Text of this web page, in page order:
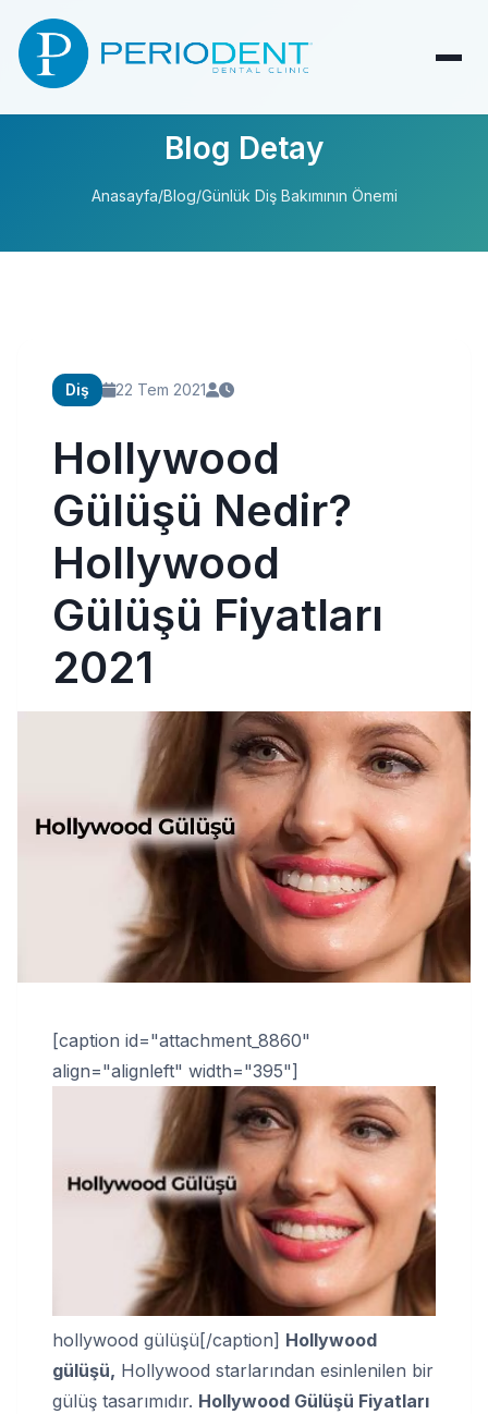
Blog Detay
Anasayfa/Blog/Günlük Diş Bakımının Önemi
Diş 22 Tem 2021
Hollywood
Gülüşü Nedir?
Hollywood
Gülüşü Fiyatları
2021
[caption id="attachment_8860"
align="alignleft" width="395"]
hollywood gülüşü[/caption] Hollywood
gülüşü, Hollywood starlarından esinlenilen bir
gülüş tasarımıdır. Hollywood Gülüşü Fiyatları